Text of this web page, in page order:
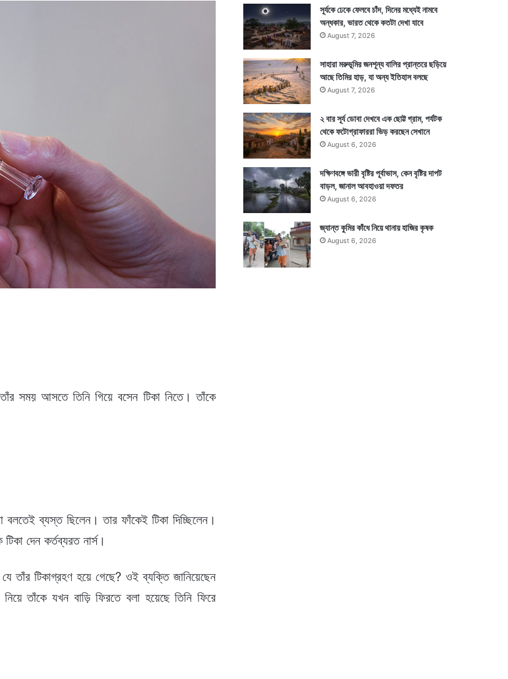
সময় আসতে তিনি গিয়ে বসেন টিকা নিতে। তাঁকে
বলতেই ব্যস্ত ছিলেন। তার ফাঁকেই টিকা দিচ্ছিলেন।
দেন কর্তব্যরত নার্স।
তাঁর টিকাগ্রহণ হয়ে গেছে? ওই ব্যক্তি জানিয়েছেন
তাঁকে যখন বাড়ি ফিরতে বলা হয়েছে তিনি ফিরে
সূর্যকে ঢেকে ফেলবে চাঁদ, দিনের মধ্যেই নামবে
অন্ধকার, ভারত থেকে কতটা দেখা যাবে
August 7, 2026
সাহারা মরুভূমির জনশূন্য বালির প্রান্তরে ছড়িয়ে
আছে তিমির হাড়, যা অন্য ইতিহাস বলছে
August 7, 2026
২ বার সূর্য ডোবা দেখবে এক ছোট্ট গ্রাম, পর্যটক
থেকে ফটোগ্রাফাররা ভিড় করছেন সেখানে
August 6, 2026
দক্ষিণবঙ্গে ভারী বৃষ্টির পূর্বাভাস, কেন বৃষ্টির দাপট
বাড়ল, জানাল আবহাওয়া দফতর
August 6, 2026
জ্যান্ত কুমির কাঁধে নিয়ে থানায় হাজির কৃষক
August 6, 2026